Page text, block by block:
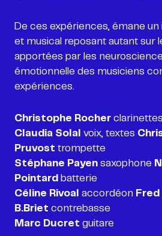
De ces expériences, émane un
et musical reposant autant sur
apportées par les
émotionnelle des musiciens
expériences.
Christophe Rocher
Claudia Solal voix, textes
Pruvost
Stéphane Payen saxophone
Pointard
Céline Rivoal accordéon Fred
B.Briet
Marc Ducret guitare